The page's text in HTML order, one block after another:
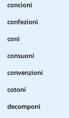
concioni
confezioni
coni
consuoni
convenzioni
cotoni
decomponi